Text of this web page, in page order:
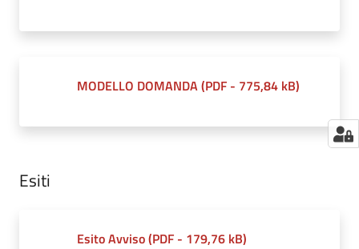
MODELLO DOMANDA(PDF - 775,84 kB)
Esiti
Esito Avviso(PDF - 179,76 kB)